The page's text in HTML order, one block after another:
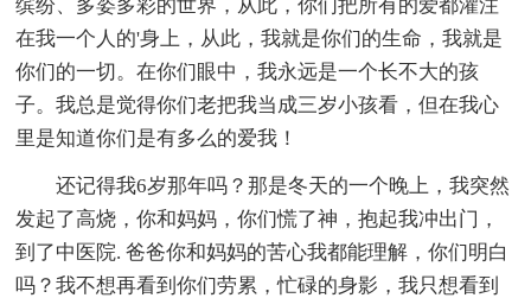
缤纷、多姿多彩的世界，从此，你们把所有的爱都灌注
在我一个人的'身上，从此，我就是你们的生命，我就是
你们的一切。在你们眼中，我永远是一个长不大的孩
子。我总是觉得你们老把我当成三岁小孩看，但在我心
里是知道你们是有多么的爱我！
还记得我6岁那年吗？那是冬天的一个晚上，我突然
发起了高烧，你和妈妈，你们慌了神，抱起我冲出门，
到了中医院. 爸爸你和妈妈的苦心我都能理解，你们明白
吗？我不想再看到你们劳累，忙碌的身影，我只想看到